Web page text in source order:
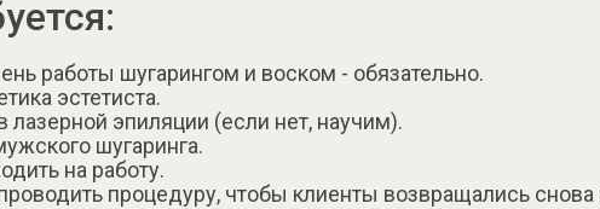
работы шугарингом и воском - обязательно.
эстетиста.
лазерной эпиляции (если нет, научим).
шугаринга.
на работу.
процедуру, чтобы клиенты возвращались снова